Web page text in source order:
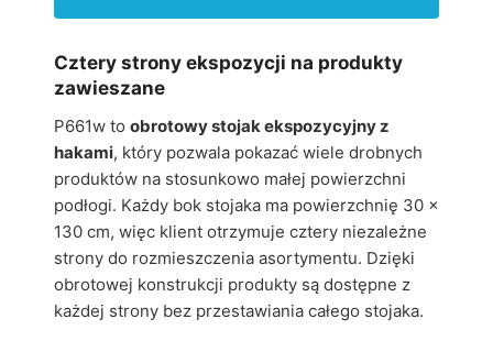
Cztery strony ekspozycji na produkty
zawieszane
P661w to obrotowy stojak ekspozycyjny z
hakami, który pozwala pokazać wiele drobnych
produktów na stosunkowo małej powierzchni
podłogi. Każdy bok stojaka ma powierzchnię 30 x
130 cm, więc klient otrzymuje cztery niezależne
strony do rozmieszczenia asortymentu. Dzięki
obrotowej konstrukcji produkty są dostępne z
każdej strony bez przestawiania całego stojaka.